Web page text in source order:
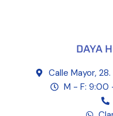
DAYA
Calle Mayor,
M - F: 9:00